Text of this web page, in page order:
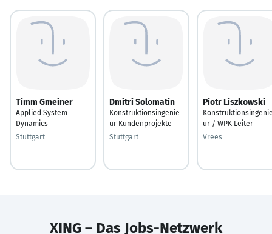
Timm Gmeiner
Applied System
Dynamics
Stuttgart
Dmitri Solomatin
Konstruktionsingenie
ur Kundenprojekte
Stuttgart
Piotr Liszkowski
ur / WPK Leiter
Vrees
XING – Das Jobs-Netzwerk